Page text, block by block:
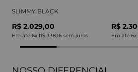
SLIMMY BLACK
R$ 2.029,00
Em até 6x R$ 338,16 sem juros
R$
Em até 6x